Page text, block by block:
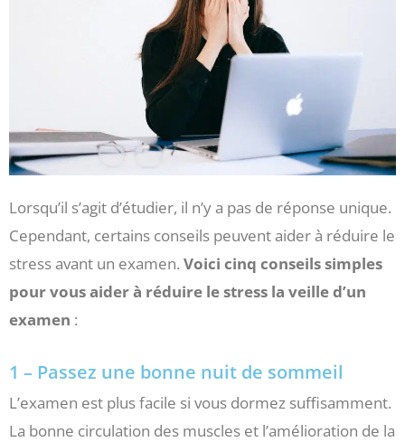
Lorsqu’il s’agit d’étudier, il n’y a pas de réponse unique.
Cependant, certains conseils peuvent aider à réduire le
stress avant un examen. Voici cinq conseils simples
pour vous aider à réduire le stress la veille d’un
examen :
1 – Passez une bonne nuit de sommeil
L’examen est plus facile si vous dormez suffisamment.
La bonne circulation des muscles et l’amélioration de la